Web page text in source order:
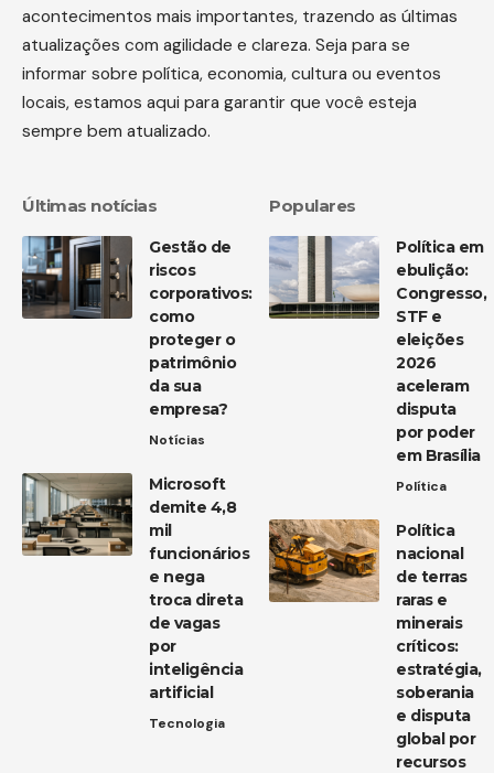
acontecimentos mais importantes, trazendo as últimas
atualizações com agilidade e clareza. Seja para se
informar sobre política, economia, cultura ou eventos
locais, estamos aqui para garantir que você esteja
sempre bem atualizado.
Últimas notícias
Gestão de
riscos
corporativos:
como
proteger o
patrimônio
da sua
empresa?
Notícias
Microsoft
demite 4,8
mil
funcionários
e nega
troca direta
de vagas
por
inteligência
artificial
Tecnologia
Populares
Política em
ebulição:
Congresso,
STF e
eleições
2026
aceleram
disputa
por poder
em Brasília
Política
Política
nacional
de terras
raras e
minerais
críticos:
estratégia,
soberania
e disputa
global por
recursos